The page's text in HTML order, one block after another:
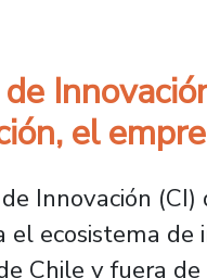
el
Innovación
el ecosistema
Chile y fuera